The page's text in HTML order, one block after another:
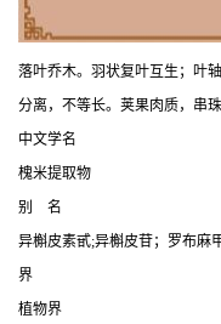
落叶乔木。羽状复叶互生；叶
分离，不等长。荚果肉质，串
中文学名
槐米提取物
别 名
异槲皮素甙;异槲皮苷；罗布麻
界
植物界